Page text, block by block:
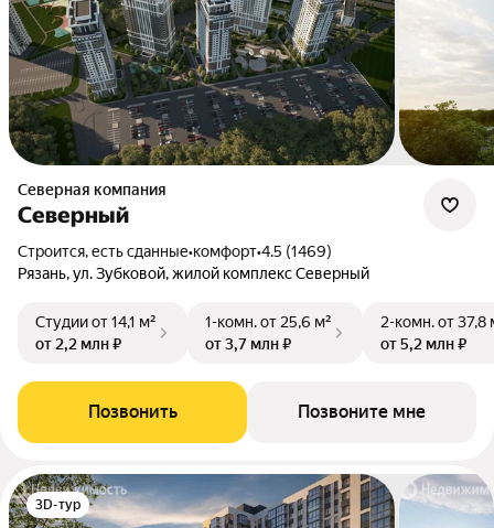
Северная компания
Северный
Строится, есть сданные•комфорт•4.5 (1469)
Рязань, ул. Зубковой, жилой комплекс Северный
Студииот 14,1 м²
от 2,2 млн ₽
1-комн.от 25,6 м²
от 3,7 млн ₽
2-комн.от 37,8
от 5,2 млн ₽
Позвонить Позвоните мне
3D-тур